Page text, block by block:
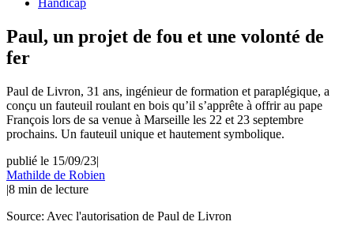
Handicap
Paul, un projet de fou et une volonté de
fer
Paul de Livron, 31 ans, ingénieur de formation et paraplégique, a
conçu un fauteuil roulant en bois qu’il s’apprête à offrir au pape
François lors de sa venue à Marseille les 22 et 23 septembre
prochains. Un fauteuil unique et hautement symbolique.
publié le 15/09/23|
Mathilde de Robien
|8 min de lecture
Source: Avec l'autorisation de Paul de Livron